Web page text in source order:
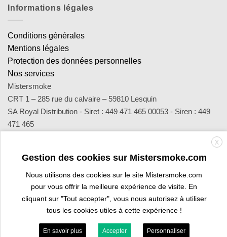
Informations légales
Conditions générales
Mentions légales
Protection des données personnelles
Nos services
Mistersmoke
CRT 1 – 285 rue du calvaire – 59810 Lesquin
SA Royal Distribution - Siret : 449 471 465 00053 - Siren : 449
471 465
sav@mistersmoke.com ou par téléphone au 03 20 90 56 55 du
lundi au vendredi de 9h à 17h.
Credit
Card
MasterCard
Apple
Pay
Bank
Transfer
Visa
Visa
Electron
X
Gestion des cookies sur Mistersmoke.com
Nous utilisons des cookies sur le site Mistersmoke.com
pour vous offrir la meilleure expérience de visite. En
cliquant sur "Tout accepter", vous nous autorisez à utiliser
tous les cookies utiles à cette expérience !
En savoir plus Accepter Personnaliser